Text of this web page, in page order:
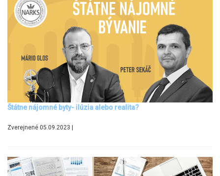
Štátne nájomné byty- ilúzia alebo realita?
Zverejnené 05.09.2023 |